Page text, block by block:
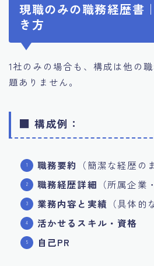
現職のみの職務経歴書
き方
1社のみの場合も、構成は他の
題ありません。
■ 構成例：
職務要約
（簡潔な経歴の
職務経歴詳細 （所属企業
業務内容と実績 （具体的
活かせるスキル・資格
自己PR